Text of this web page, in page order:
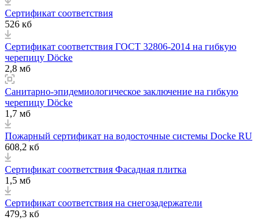
Сертификат соответствия
526 кб
Сертификат соответствия ГОСТ 32806-2014 на гибкую
черепицу Döcke
2,8 мб
Санитарно-эпидемиологическое заключение на гибкую
черепицу Döcke
1,7 мб
Пожарный сертификат на водосточные системы Docke RU
608,2 кб
Сертификат соответствия Фасадная плитка
1,5 мб
Сертификат соответствия на снегозадержатели
479,3 кб